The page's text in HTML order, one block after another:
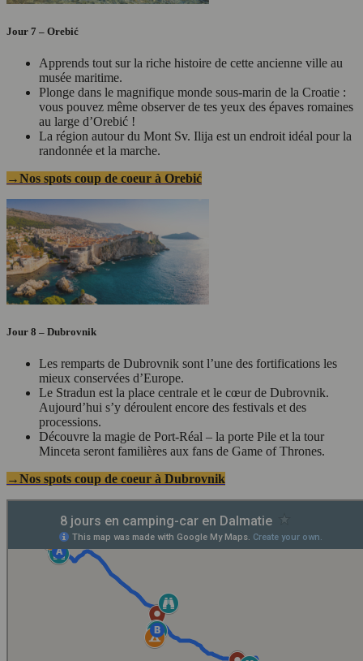
Jour 7 – Orebić
Apprends tout sur la riche histoire de cette ancienne ville au
musée maritime.
Plonge dans le magnifique monde sous-marin de la Croatie :
vous pouvez même observer de tes yeux des épaves romaines
au large d’Orebić !
La région autour du Mont Sv. Ilija est un endroit idéal pour la
randonnée et la marche.
→Nos spots coup de coeur à Orebić
Jour 8 – Dubrovnik
Les remparts de Dubrovnik sont l’une des fortifications les
mieux conservées d’Europe.
Le Stradun est la place centrale et le cœur de Dubrovnik.
Aujourd’hui s’y déroulent encore des festivals et des
processions.
Découvre la magie de Port-Réal – la porte Pile et la tour
Minceta seront familières aux fans de Game of Thrones.
→Nos spots coup de coeur à Dubrovnik